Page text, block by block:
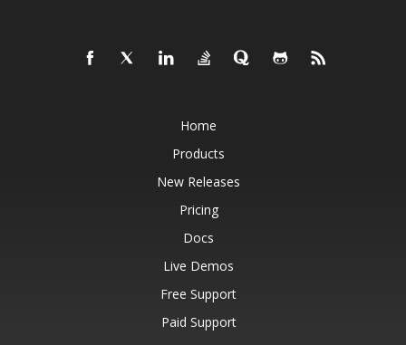
Home
Products
New Releases
Pricing
Docs
Live Demos
Free Support
Paid Support